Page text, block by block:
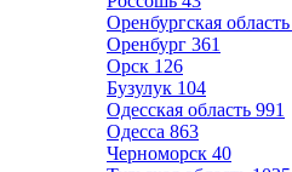
Оренбургская область
Оренбург 361
Орск 126
Бузулук 104
Одесская область 991
Одесса 863
Черноморск 40